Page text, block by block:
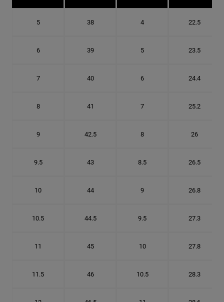
5 38 4 22.5
6 39 5 23.5
7 40 6 24.4
8 41 7 25.2
9 42.5 8 26
9.5 43 8.5 26.5
10 44 9 26.8
10.5 44.5 9.5 27.3
11 45 10 27.8
11.5 46 10.5 28.3